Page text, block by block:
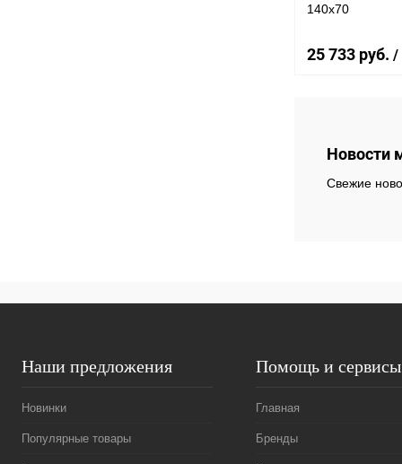
140x70
25 733 руб. /
Купить в 1
Новости
Свежие
Наши предложения
Новинки
Популярные товары
Помощь и сервисы
Главная
Бренды